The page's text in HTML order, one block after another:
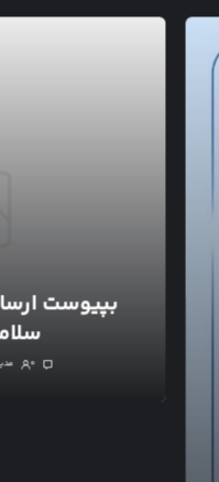
بپیوست
۰